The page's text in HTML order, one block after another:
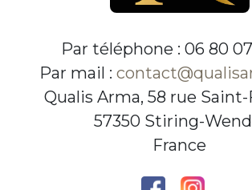
Par téléphone : 06 80
Par mail :
Qualis Arma, 58 rue
57350 Stiring-
France